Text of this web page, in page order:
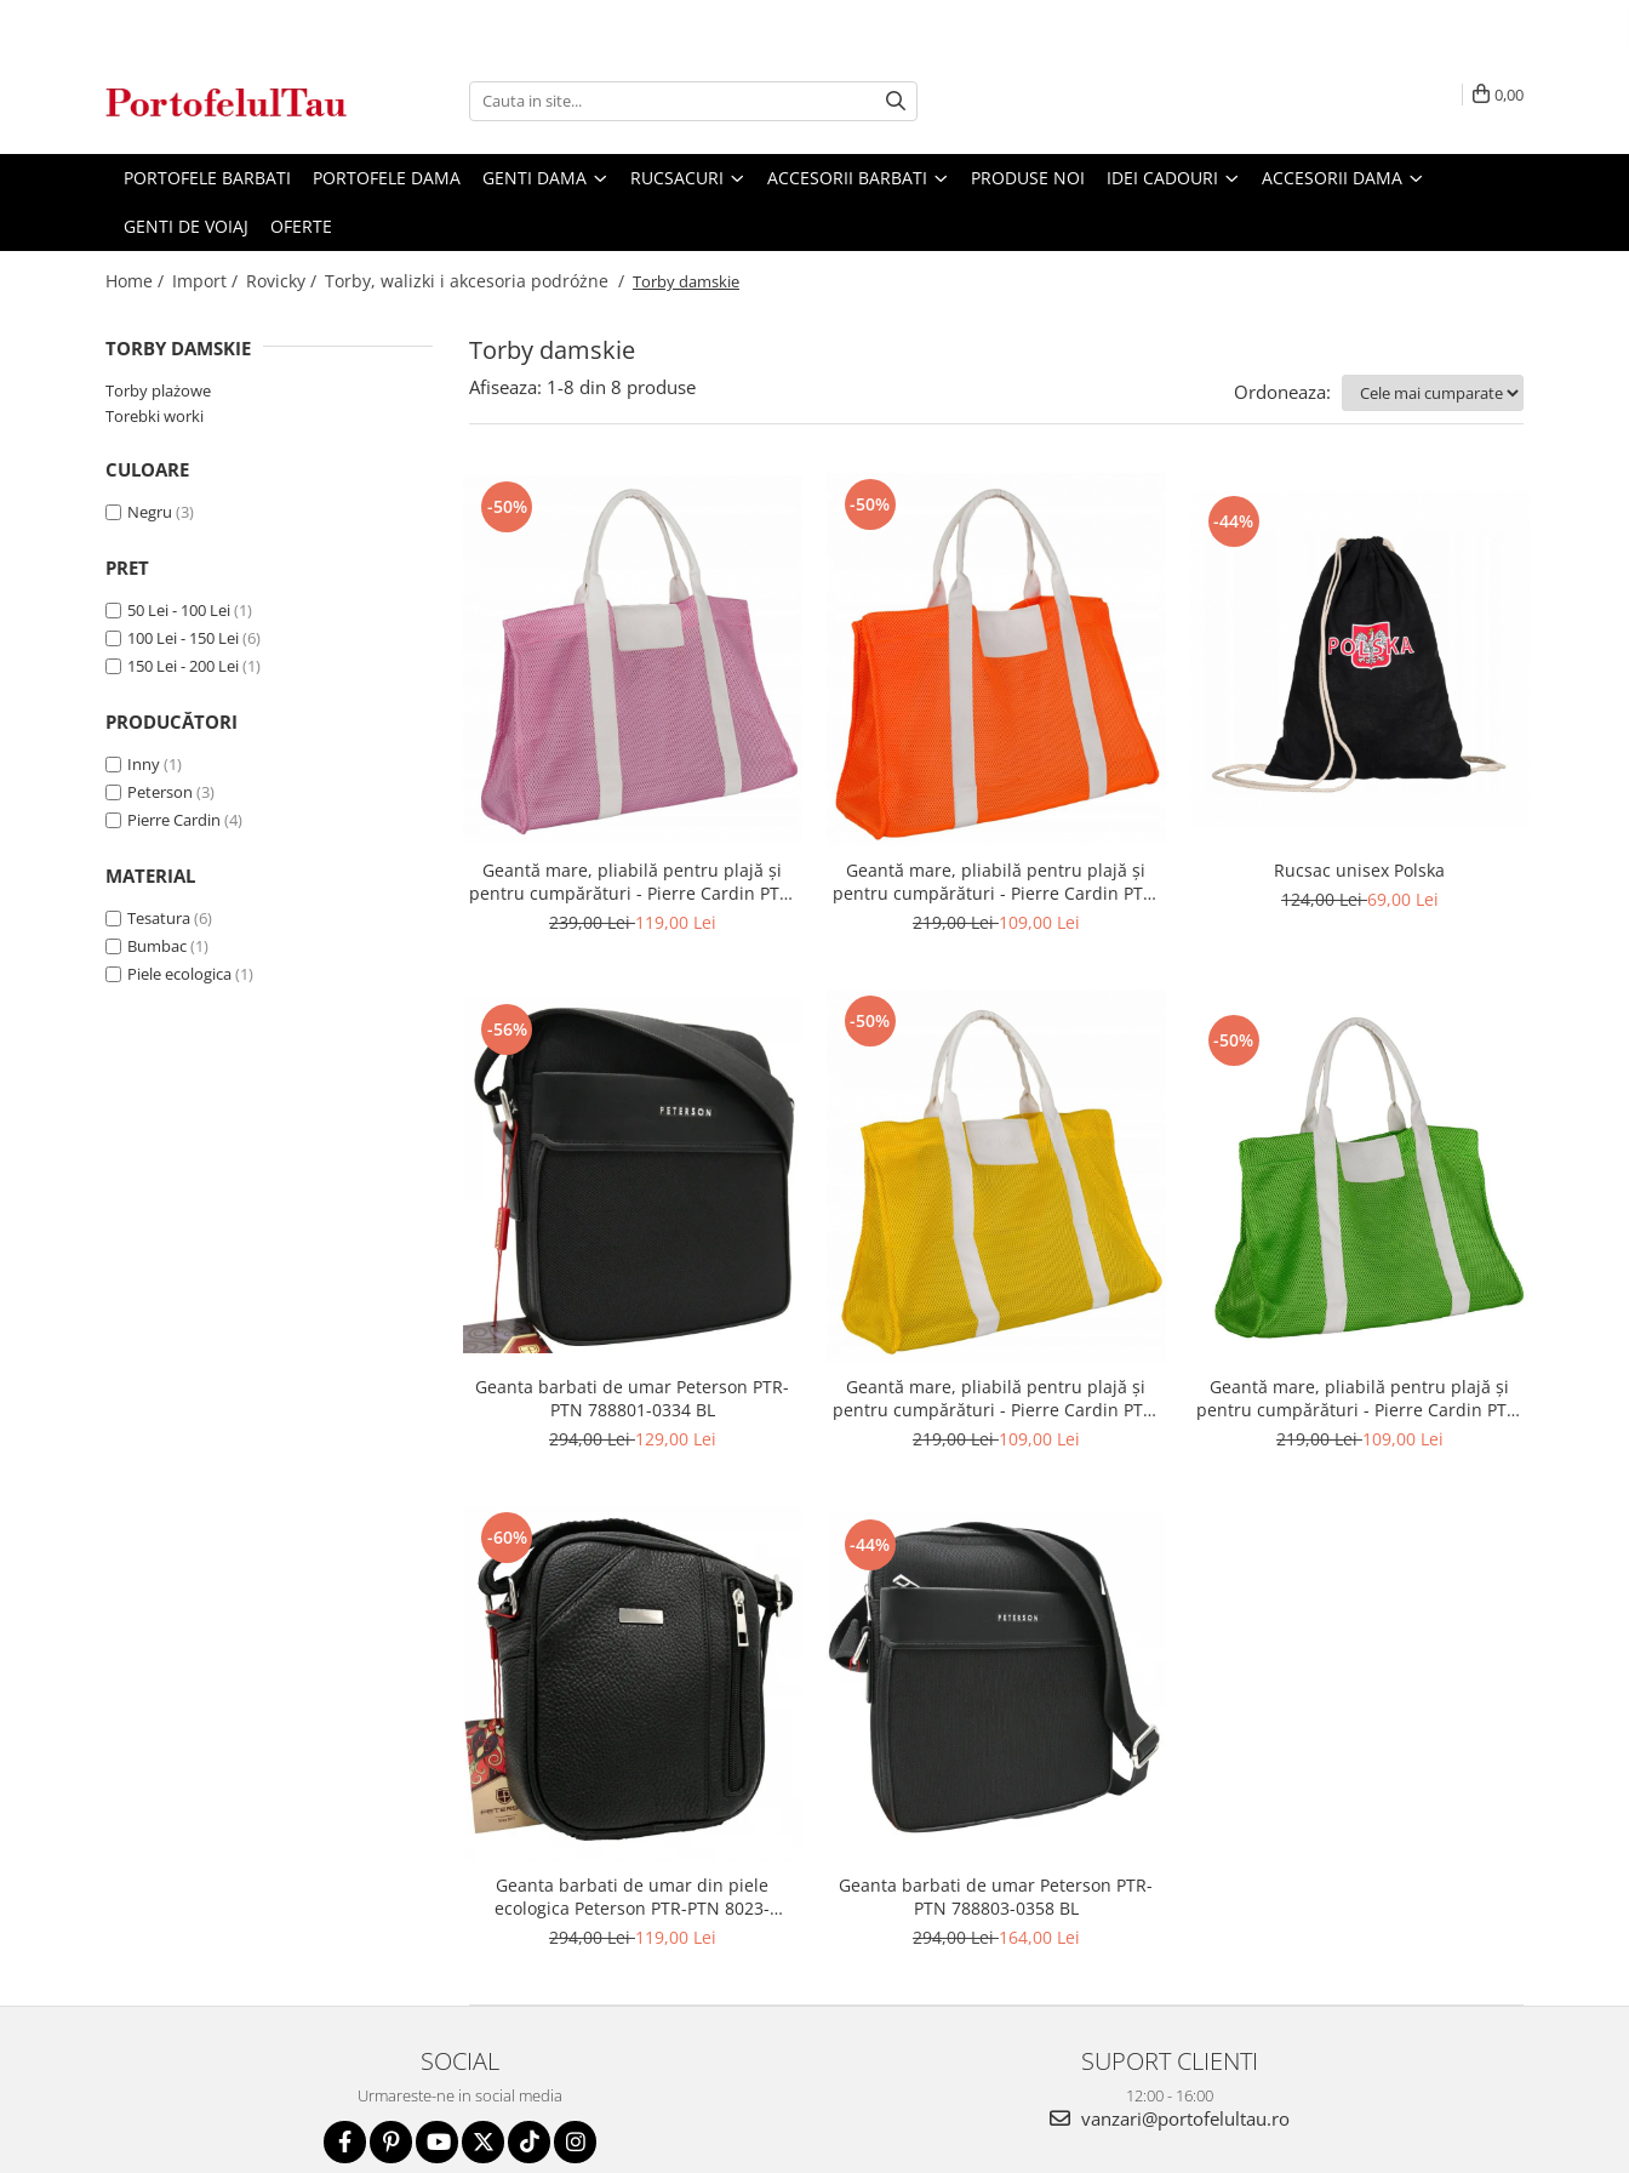
Clutch / Posete Plic
Genti multifunctionale mamici
Rucsacuri Barbati
Curele Barbati
Cadouri pentru femei
Borsete Dama
0,00
PORTOFELE BARBATI PORTOFELE DAMA GENTI DAMA RUCSACURI ACCESORII BARBATI PRODUSE NOI IDEI CADOURI ACCESORII DAMA
GENTI DE VOIAJ OFERTE
Home / Import / Rovicky / Torby, walizki i akcesoria podróżne / Torby damskie
Torby damskie
TORBY DAMSKIE
Torby plażowe
Torebki worki
CULOARE
Negru (3)
PRET
50 Lei - 100 Lei(1)
100 Lei - 150 Lei(6)
150 Lei - 200 Lei(1)
PRODUCĂTORI
Inny(1)
Peterson (3)
Pierre Cardin (4)
MATERIAL
Tesatura(6)
Bumbac(1)
Piele ecologica(1)
Afiseaza: 1-8 din 8 produse Ordoneaza:
-50%
Geantă mare, pliabilă pentru plajă și
pentru cumpărături - Pierre Cardin PTR-
638 PINK
239,00 Lei119,00 Lei
-50%
Geantă mare, pliabilă pentru plajă și
pentru cumpărături - Pierre Cardin PTR-
638 ORANGE
219,00 Lei109,00 Lei
-44%
Rucsac unisex Polska
124,00 Lei69,00 Lei
-56%
Geanta barbati de umar Peterson PTR-
PTN 788801-0334 BL
294,00 Lei129,00 Lei
-50%
Geantă mare, pliabilă pentru plajă și
pentru cumpărături - Pierre Cardin PTR-
638
219,00 Lei109,00 Lei
-50%
Geantă mare, pliabilă pentru plajă și
pentru cumpărături - Pierre Cardin PTR-
638
219,00 Lei109,00 Lei
-60%
Geanta barbati de umar din piele
ecologica Peterson PTR-PTN 8023-
MACRO-0303
294,00 Lei119,00 Lei
-44%
Geanta barbati de umar Peterson PTR-
PTN 788803-0358 BL
294,00 Lei164,00 Lei
SOCIAL
Urmareste-ne in social media
SUPORT CLIENTI
12:00 - 16:00
vanzari@portofelultau.ro